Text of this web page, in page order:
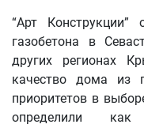
“Арт Конструкции”
газобетона в
других регионах
качество дома из
приоритетов в
определили как